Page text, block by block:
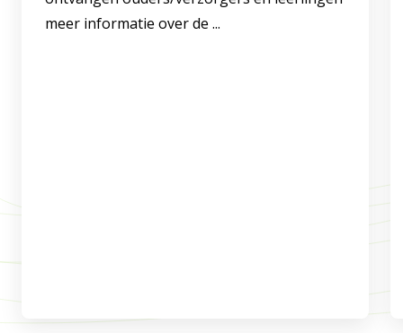
meer informatie over de ...